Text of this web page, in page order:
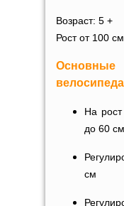
Возраст: 5 +
Рост от 100 см
На
до 60 см
см